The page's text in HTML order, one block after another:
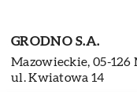
GRODNO S.A.
Mazowieckie, 05-126
ul. Kwiatowa 14